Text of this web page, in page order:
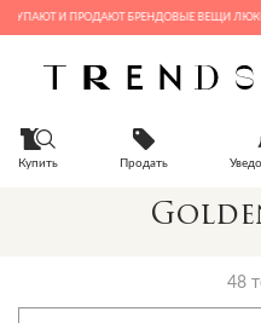
И ПРОДАЮТ БРЕНДОВЫЕ ВЕЩИ ЛЮКС
Купить Продать
48